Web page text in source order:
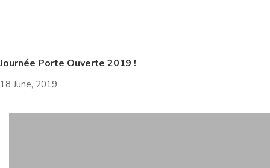
Journée Porte Ouverte 2019 !
18 June, 2019